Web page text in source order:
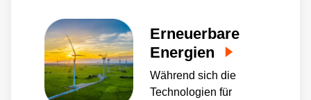
Erneuerbare
Energien
Während sich die
Technologien für